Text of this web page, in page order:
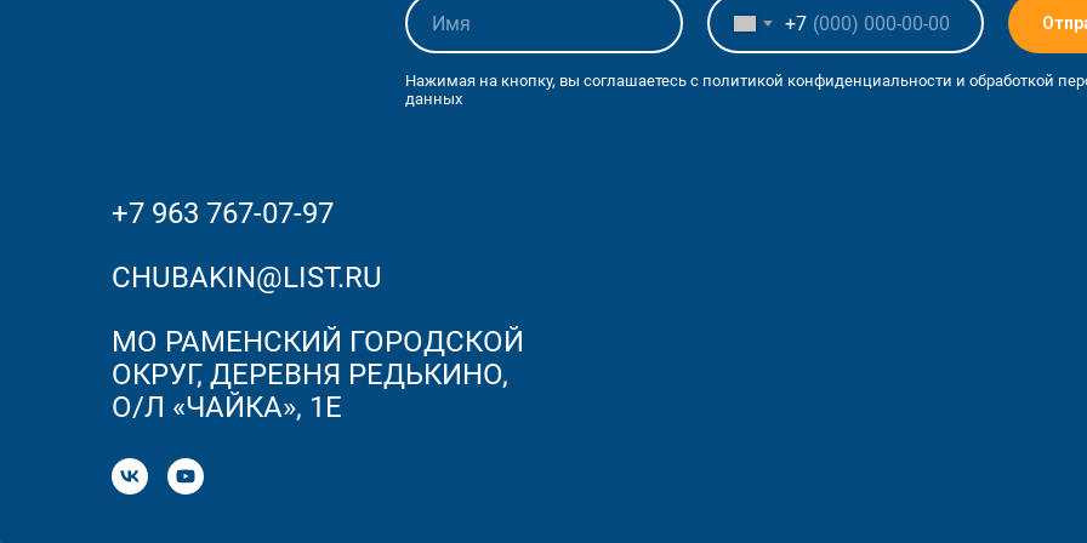
+7
Нажимая на кнопку, вы соглашаетесь с политикой конфиденциальности и обработкой
данных
+7 963 767-07-97
CHUBAKIN@LIST.RU
МО РАМЕНСКИЙ ГОРОДСКОЙ
ОКРУГ, ДЕРЕВНЯ РЕДЬКИНО,
О/Л «ЧАЙКА», 1Е